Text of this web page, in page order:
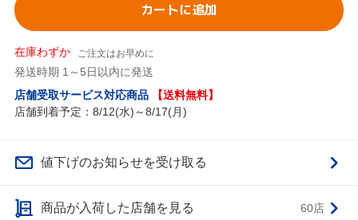
カートに追加
在庫わずか ご注文はお早めに
発送時期 1～5日以内に発送
店舗受取サービス対応商品
【送料無料】
店舗到着予定：8/12(水)～8/17(月)
値下げのお知らせを受け取る
商品が入荷した店舗を見る 60店